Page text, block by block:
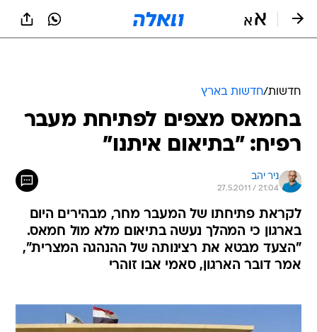
חדשות/חדשות בארץ
בחמאס מצפים לפתיחת מעבר
רפיח: "בתיאום איתנו"
ניר יהב
27.5.2011 / 21:04
לקראת פתיחתו של המעבר מחר, מבהירים היום
בארגון כי המהלך נעשה בתיאום מלא מול חמאס.
"הצעד מבטא את רצינותה של ההנהגה המצרית",
אמר דובר הארגון, סאמי אבו זוהרי